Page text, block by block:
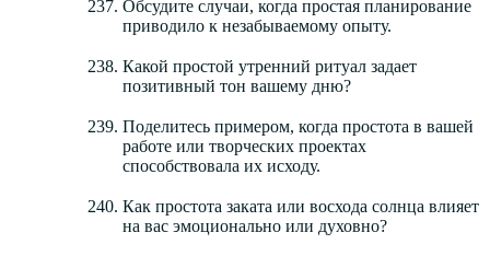
Обсудите случаи, когда простая планирование
приводило к незабываемому опыту.
Какой простой утренний ритуал задает
позитивный тон вашему дню?
Поделитесь примером, когда простота в вашей
работе или творческих проектах
способствовала их исходу.
Как простота заката или восхода солнца влияет
на вас эмоционально или духовно?